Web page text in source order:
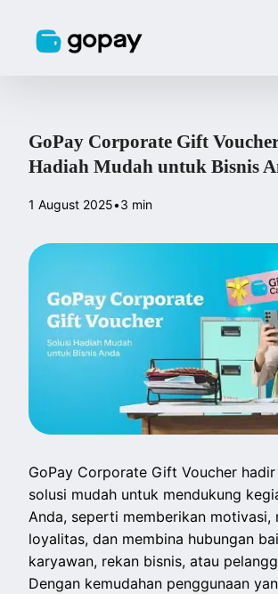
GoPay Corporate Gift
Hadiah Mudah untuk Bisnis
1 August 2025•3 min
GoPay Corporate Gift Voucher
solusi mudah untuk mendukung
Anda, seperti memberikan motivasi,
loyalitas, dan membina hubungan
karyawan, rekan bisnis, atau
Dengan kemudahan penggunaan